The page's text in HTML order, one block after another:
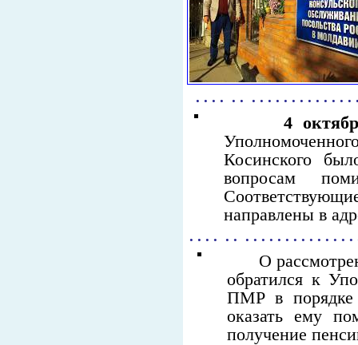
. . . . . . . . . . . . . . . . . . .
4
Косинского
вопросам
направлены в
. . . . . . . . . . . . . . . . . . . .
О
обратился к
ПМР в порядке
оказать ему
получение